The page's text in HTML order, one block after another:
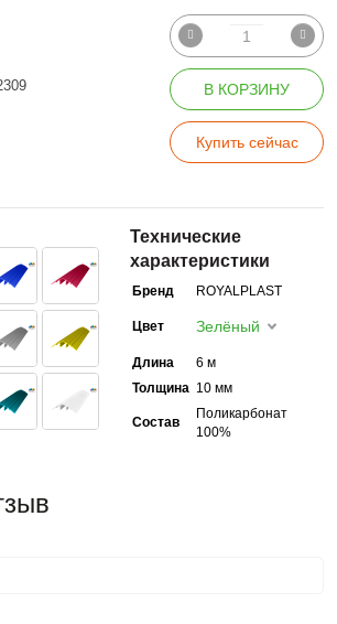
В КОРЗИНУ
Купить сейчас
Технические
характеристики
Бренд ROYALPLAST
Цвет Зелёный
Длина
6 м
Толщина 10 мм
Состав
Поликарбонат
100%